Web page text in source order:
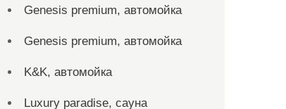
Genesis premium, автомойка
Genesis premium, автомойка
K&K, автомойка
Luxury paradise, сауна